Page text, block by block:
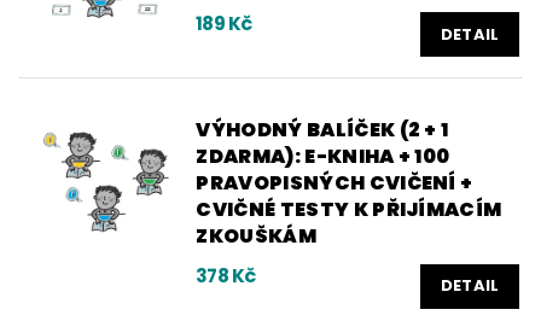
189 Kč DETAIL
VÝHODNÝ BALÍČEK (2 + 1
ZDARMA): E-KNIHA + 100
PRAVOPISNÝCH CVIČENÍ +
CVIČNÉ TESTY K PŘIJÍMACÍM
ZKOUŠKÁM
378 Kč DETAIL